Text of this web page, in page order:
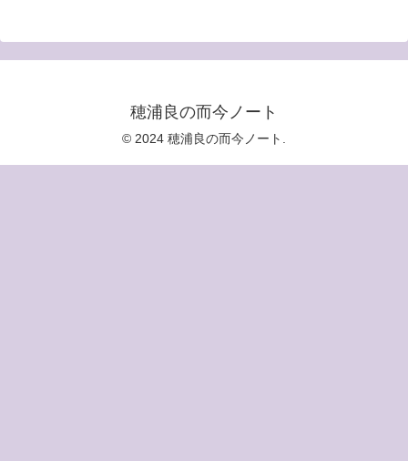
穂浦良の而今ノート
© 2024 穂浦良の而今ノート.